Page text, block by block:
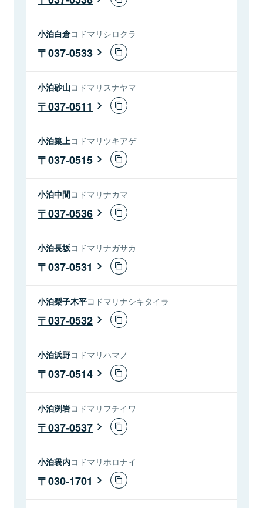
小泊白倉コドマリシロクラ
037-0533
小泊砂山コドマリスナヤマ
037-0511
小泊築上コドマリツキアゲ
037-0515
小泊中間コドマリナカマ
037-0536
小泊長坂コドマリナガサカ
037-0531
小泊梨子木平コドマリナシキタイラ
037-0532
小泊浜野コドマリハマノ
037-0514
小泊渕岩コドマリフチイワ
037-0537
小泊袰内コドマリホロナイ
030-1701